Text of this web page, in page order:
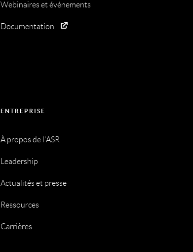
Webinaires et événements
Documentation
ENTREPRISE
À propos de l'ASR
Leadership
Actualités et presse
Ressources
Carrières